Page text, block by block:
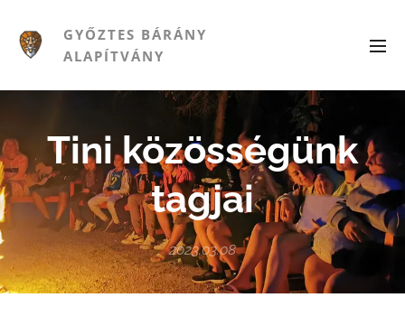
GYŐZTES BÁRÁNY
ALAPÍTVÁNY
Tini közösségünk
tagjai
2023.03.08